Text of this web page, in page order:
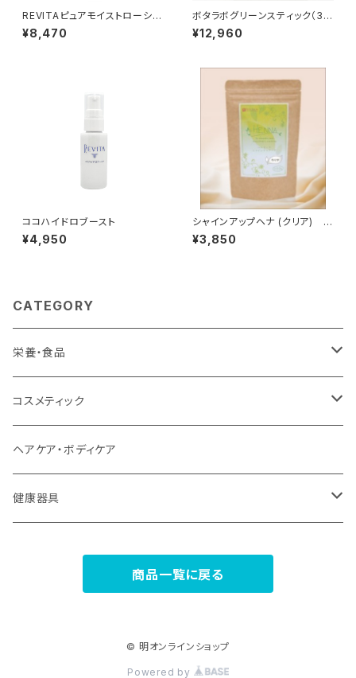
REVITAピュアモイストローショ
ン
¥8,470
ボタラボグリーンスティック（30
本入り）
¥12,960
ココハイドロブースト
¥4,950
シャインアップヘナ (クリア) １
００ｇ
¥3,850
CATEGORY
栄養・食品
植物エキス商品
植物ミネラル
プロテイン
コスメティック
ヘナシリーズ
モイスチュアEXシリーズ
プラナエッセンス
ヘアケア・ボディケア
健康器具
商品一覧に戻る
© 明オンラインショップ
Powered by